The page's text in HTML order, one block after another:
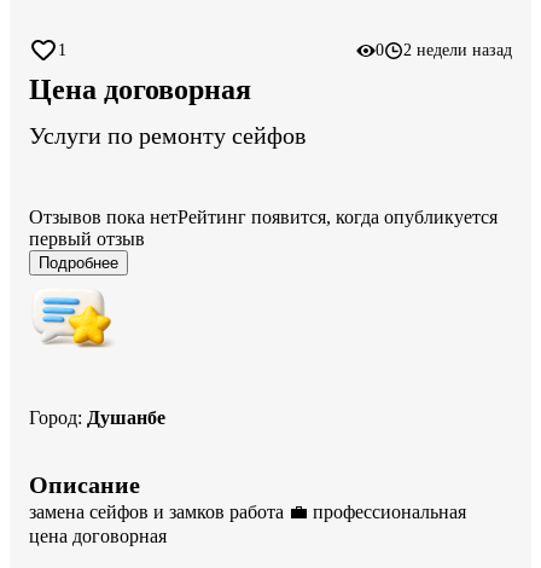
1 0 2 недели назад
Цена договорная
Услуги по ремонту сейфов
Отзывов пока нетРейтинг появится, когда опубликуется
первый отзыв
Подробнее
Город: Душанбе
Описание
замена сейфов и замков работа 💼 профессиональная
цена договорная